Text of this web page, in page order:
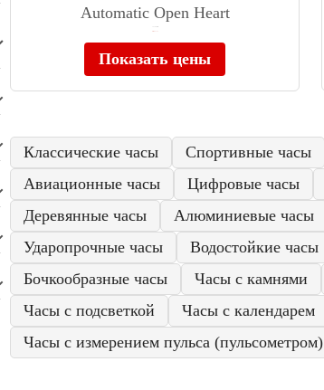
Automatic Open Heart
Показать цены
Классические часы Спортивные часы
Авиационные часы
Цифровые часы
Деревянные часы
Алюминиевые часы
Ударопрочные часы
Водостойкие часы
Бочкообразные часы
Часы с камнями
Часы с подсветкой
Часы с календарем
Часы с измерением пульса (пульсометром)